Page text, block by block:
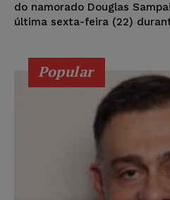
do namorado Douglas
última sexta-feira (22)
Popular